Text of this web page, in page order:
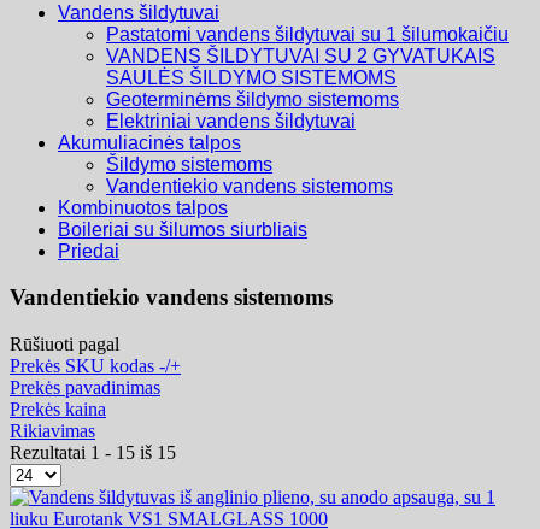
Vandens šildytuvai
Pastatomi vandens šildytuvai su 1 šilumokaičiu
VANDENS ŠILDYTUVAI SU 2 GYVATUKAIS
SAULĖS ŠILDYMO SISTEMOMS
Geoterminėms šildymo sistemoms
Elektriniai vandens šildytuvai
Akumuliacinės talpos
Šildymo sistemoms
Vandentiekio vandens sistemoms
Kombinuotos talpos
Boileriai su šilumos siurbliais
Priedai
Vandentiekio vandens sistemoms
Rūšiuoti pagal
Prekės SKU kodas -/+
Prekės pavadinimas
Prekės kaina
Rikiavimas
Rezultatai 1 - 15 iš 15